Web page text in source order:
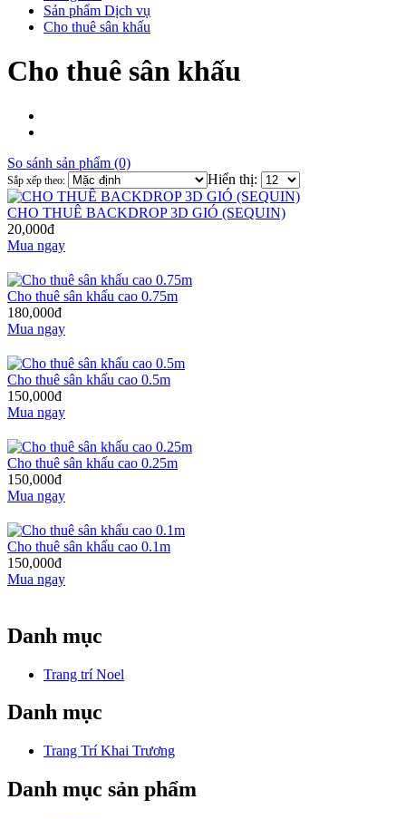
Sản phẩm Dịch vụ
Cho thuê sân khấu
Cho thuê sân khấu
So sánh sản phẩm (0)
Sắp xếp theo: Hiển thị:
CHO THUÊ BACKDROP 3D GIÓ (SEQUIN)
20,000đ
Mua ngay
Cho thuê sân khấu cao 0.75m
180,000đ
Mua ngay
Cho thuê sân khấu cao 0.5m
150,000đ
Mua ngay
Cho thuê sân khấu cao 0.25m
150,000đ
Mua ngay
Cho thuê sân khấu cao 0.1m
150,000đ
Mua ngay
Danh mục
Trang trí Noel
Danh mục
Trang Trí Khai Trương
Danh mục sản phẩm